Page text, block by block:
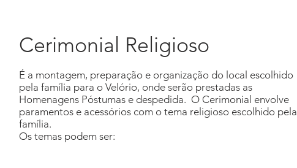
Cerimonial Religioso
É a montagem, preparação e organização do local escolhido
pela família para o Velório, onde serão prestadas as
Homenagens Póstumas e despedida. O Cerimonial envolve
paramentos e acessórios com o tema religioso escolhido pela
família.
Os temas podem ser: